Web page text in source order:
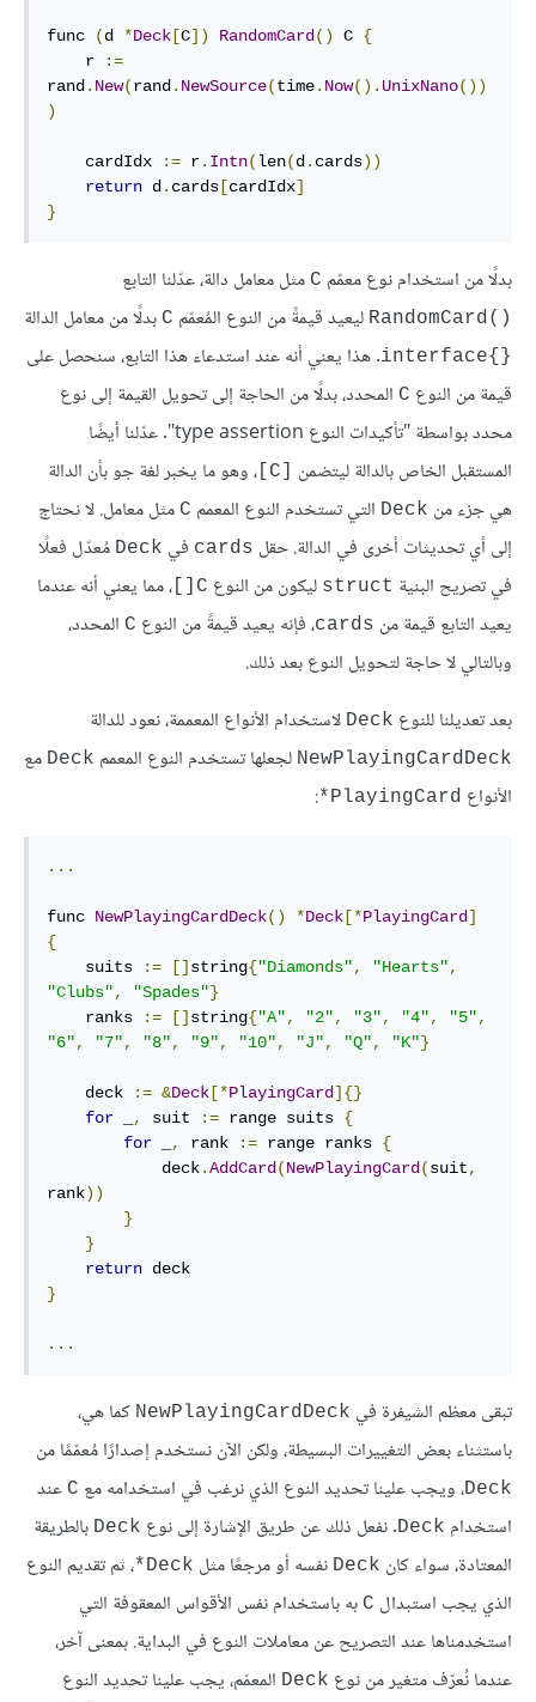
func (d *Deck [C]) RandomCard() C {
    r
:=
rand. New(rand. NewSource(time. Now(). UnixNano())
)
    cardIdx
:= r. Intn(len(d. cards))
return d. cards [cardIdx]
}
بدلًا من استخدام نوع معمّم C مثل معامل دالة، عدّلنا التابع
()RandomCard ليعيد قيمةً من النوع المُعمّم C بدلًا من معامل الدالة
{}interface
. هذا يعني أنه عند استدعاء هذا التابع، سنحصل على
قيمة من النوع C المحدد، بدلًا من الحاجة إلى تحويل القيمة إلى نوع
محدد بواسطة "تأكيدات النوع type assertion". عدّلنا أيضًا
المستقبل الخاص بالدالة ليتضمن
، وهو ما يخبر لغة جو بأن الدالة
هي جزء من Deck التي تستخدم النوع المعمم C مثل معامل. لا نحتاج
إلى أي تحديثات أخرى في الدالة. حقل cards في Deck مُعدّل فعلًا
في تصريح البنية struct ليكون من النوع C[]
، مما يعني أنه عندما
يعيد التابع قيمة من cards، فإنه يعيد قيمةً من النوع C المحدد،
وبالتالي لا حاجة لتحويل النوع بعد ذلك.
بعد تعديلنا للنوع Deck لاستخدام الأنواع المعممة، نعود للدالة
NewPlayingCardDeck لجعلها تستخدم النوع المعمم Deck مع
الأنواع PlayingCard*
:
...
func NewPlayingCardDeck() *Deck [*PlayingCard]
{
    suits
:= [] string{"Diamonds", "Hearts",
"Clubs", "Spades"}
    ranks
:= [] string{"A", "2", "3", "4", "5",
"6", "7", "8", "9", "10", "J", "Q", "K"}
    deck
:= &Deck [*PlayingCard]{}
for
, suit := range suits {
for
, rank := range ranks {
            deck
.AddCard(NewPlayingCard(suit,
rank))
}
}
return
}
...
تبقى معظم الشيفرة في NewPlayingCardDeck كما هي،
باستثناء بعض التغييرات البسيطة، ولكن الآن نستخدم إصدارًا مُعمّمًا من
Deck، ويجب علينا تحديد النوع الذي نرغب في استخدامه مع C عند
استخدام Deck. نفعل ذلك عن طريق الإشارة إلى نوع Deck بالطريقة
المعتادة، سواء كان Deck نفسه أو مرجعًا مثل Deck*
، ثم تقديم النوع
الذي يجب استبدال C به باستخدام نفس الأقواس المعقوفة التي
استخدمناها عند التصريح عن معاملات النوع في البداية. بمعنى آخر،
عندما نُعرّف متغير من نوع Deck المعمّم، يجب علينا تحديد النوع